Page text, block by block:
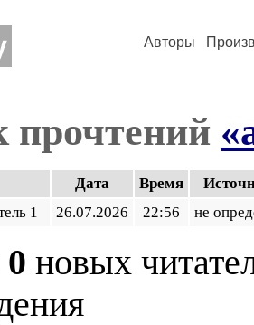
Авторы
прочтений
Дата Время
1
26.07.2026 22:56 не
0 новых